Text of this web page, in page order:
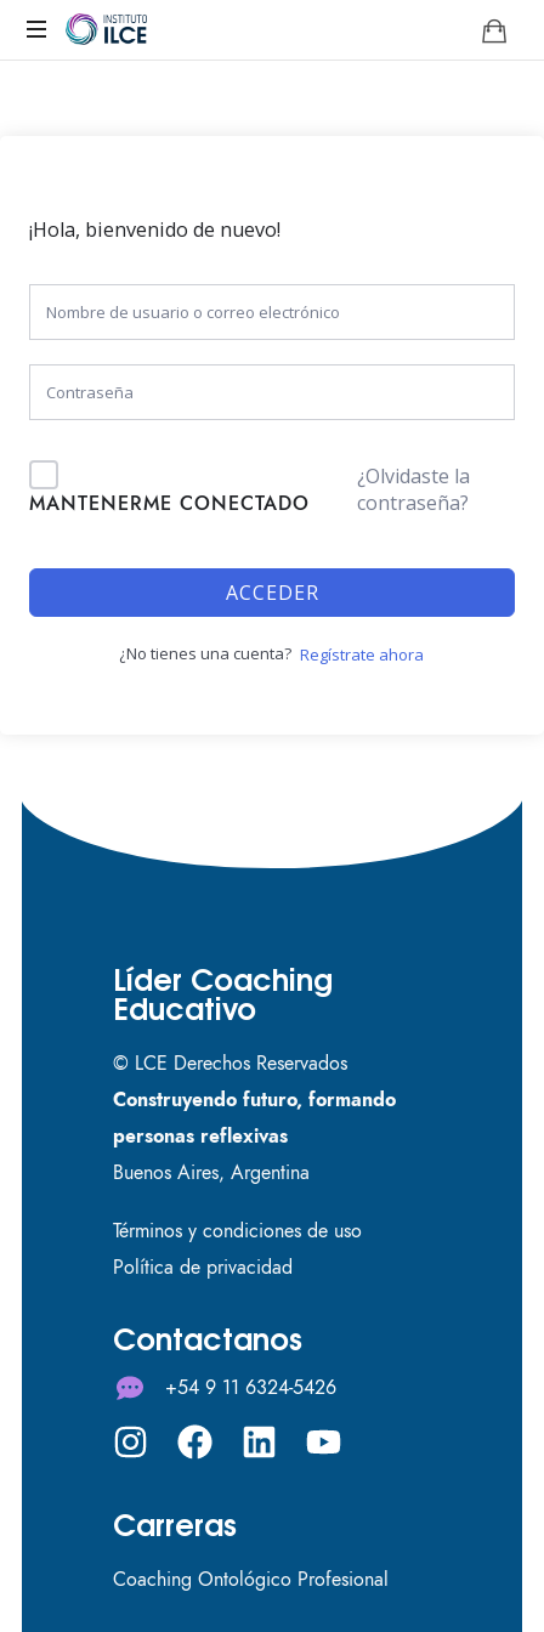
¡Hola, bienvenido de nuevo!
MANTENERME CONECTADO
¿Olvidaste la
contraseña?
ACCEDER
¿No tienes una cuenta? Regístrate ahora
Líder Coaching
Educativo
© LCE Derechos Reservados
Construyendo futuro, formando
personas reflexivas
Buenos Aires, Argentina
Términos y condiciones de uso
Política de privacidad
Contactanos
+54 9 11 6324-5426
Carreras
Coaching Ontológico Profesional